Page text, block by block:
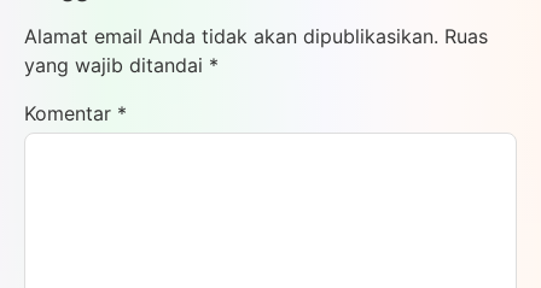
Alamat email Anda tidak akan dipublikasikan. Ruas
yang wajib ditandai *
Komentar *